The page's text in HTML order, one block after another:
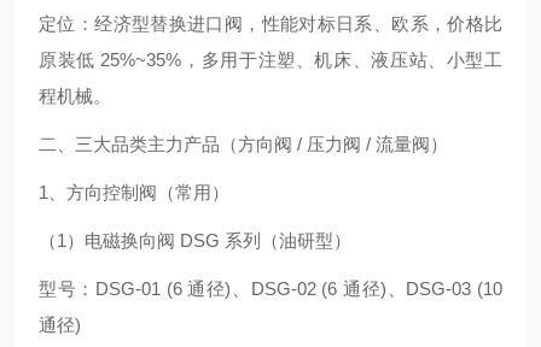
定位：经济型替换进口阀，性能对标日系、欧系，价格比
原装低 25%~35%，多用于注塑、机床、液压站、小型工
程机械。
二、三大品类主力产品（方向阀 / 压力阀 / 流量阀）
1、方向控制阀（常用）
（1）电磁换向阀 DSG 系列（油研型）
型号：DSG‑01 (6 通径)、DSG‑02 (6 通径)、DSG‑03 (10
通径)